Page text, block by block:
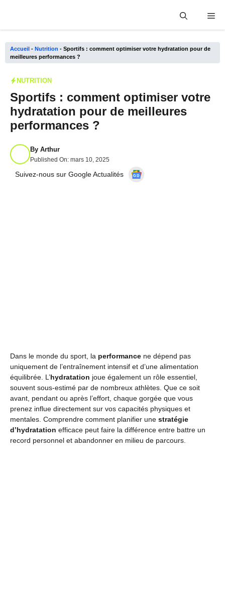
Accueil - Nutrition - Sportifs : comment optimiser votre hydratation pour de
meilleures performances ?
NUTRITION
Sportifs : comment optimiser votre
hydratation pour de meilleures
performances ?
By Arthur
Published On: mars 10, 2025
Suivez-nous sur Google Actualités
Dans le monde du sport, la performance ne dépend pas
uniquement de l’entraînement intensif et d’une alimentation
équilibrée. L’hydratation joue également un rôle essentiel,
souvent sous-estimé par de nombreux athlètes. Que ce soit
avant, pendant ou après l’effort, chaque gorgée que vous
prenez influe directement sur vos capacités physiques et
mentales. Comprendre comment planifier une stratégie
d’hydratation efficace peut faire la différence entre battre un
record personnel et abandonner en milieu de parcours.